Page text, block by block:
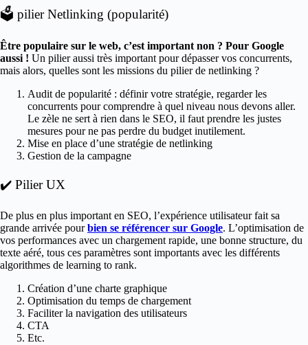
🗳️ pilier Netlinking (popularité)
Être populaire sur le web, c’est important non ? Pour Google
aussi ! Un pilier aussi très important pour dépasser vos concurrents,
mais alors, quelles sont les missions du pilier de netlinking ?
Audit de popularité : définir votre stratégie, regarder les
concurrents pour comprendre à quel niveau nous devons aller.
Le zèle ne sert à rien dans le SEO, il faut prendre les justes
mesures pour ne pas perdre du budget inutilement.
Mise en place d’une stratégie de netlinking
Gestion de la campagne
✔️ Pilier UX
De plus en plus important en SEO, l’expérience utilisateur fait sa
grande arrivée pourbien se référencer sur Google. L’optimisation de
vos performances avec un chargement rapide, une bonne structure, du
texte aéré, tous ces paramètres sont importants avec les différents
algorithmes de learning to rank.
Création d’une charte graphique
Optimisation du temps de chargement
Faciliter la navigation des utilisateurs
CTA
Etc.